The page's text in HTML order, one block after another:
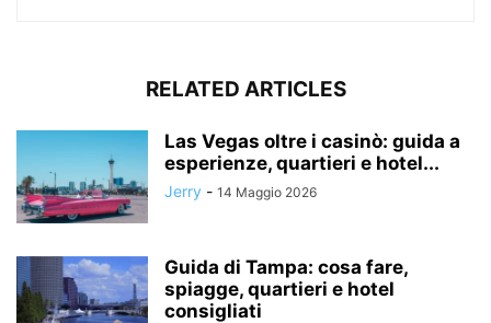
RELATED ARTICLES
Las Vegas oltre i casinò: guida a
esperienze, quartieri e hotel...
Jerry - 14 Maggio 2026
Guida di Tampa: cosa fare,
spiagge, quartieri e hotel
consigliati